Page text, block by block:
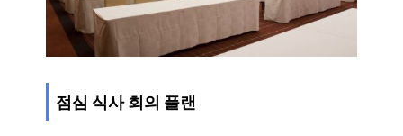
점심 식사 회의 플랜